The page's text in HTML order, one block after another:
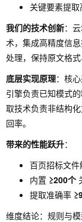
关键要素提
我们的技术创新：
术，集成高精度信
处理，保持原文格
底层实现原理：核
引擎负责已知模式
取技术负责非结构
回率。
带来的性能跃升：
百页招标文件
内置 ≥200个
提取准确率
维度结论：规则与